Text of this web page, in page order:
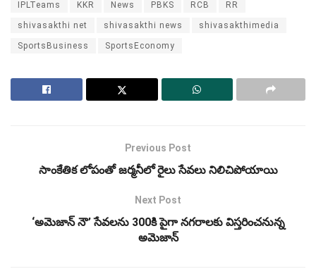
IPLTeams KKR News PBKS RCB RR
shivasakthi net shivasakthi news shivasakthimedia
SportsBusiness SportsEconomy
Previous Post
సాంకేతిక లోపంతో జర్మనీలో రైలు సేవలు నిలిచిపోయాయి
Next Post
‘అమెజాన్ నౌ’ సేవలను 300కి పైగా నగరాలకు విస్తరించనున్న
అమెజాన్